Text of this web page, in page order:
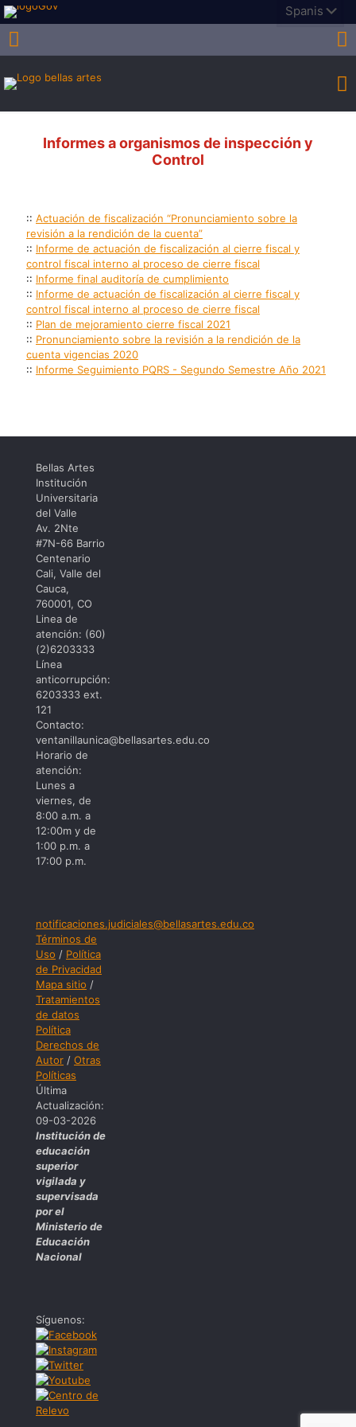
Informes a organismos de inspección y
Control
:: Actuación de fiscalización “Pronunciamiento sobre la
revisión a la rendición de la cuenta”
:: Informe de actuación de fiscalización al cierre fiscal y
control fiscal interno al proceso de cierre fiscal
:: Informe final auditoría de cumplimiento
:: Informe de actuación de fiscalización al cierre fiscal y
control fiscal interno al proceso de cierre fiscal
:: Plan de mejoramiento cierre fiscal 2021
:: Pronunciamiento sobre la revisión a la rendición de la
cuenta vigencias 2020
:: Informe Seguimiento PQRS - Segundo Semestre Año 2021
Bellas Artes
Institución
Universitaria
del Valle
Av. 2Nte
#7N-66 Barrio
Centenario
Cali, Valle del
Cauca,
760001, CO
Linea de
atención: (60)
(2)6203333
Línea
anticorrupción:
6203333 ext.
121
Contacto:
ventanillaunica@bellasartes.edu.co
Horario de
atención:
Lunes a
viernes, de
8:00 a.m. a
12:00m y de
1:00 p.m. a
17:00 p.m.
notificaciones.judiciales@bellasartes.edu.co
Términos de
Uso / Política
de Privacidad
Mapa sitio /
Tratamientos
de datos
Política
Derechos de
Autor / Otras
Políticas
Última
Actualización:
09-03-2026
Institución de
educación
superior
vigilada y
supervisada
por el
Ministerio de
Educación
Nacional
Síguenos: